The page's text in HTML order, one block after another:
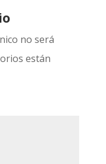
no será
están